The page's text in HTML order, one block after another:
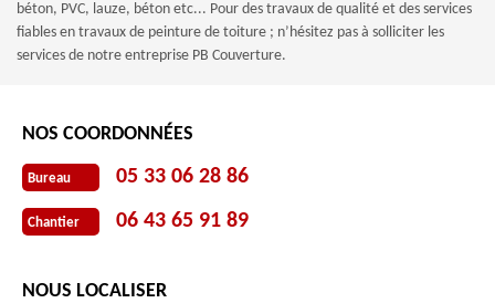
béton, PVC, lauze, béton etc... Pour des travaux de qualité et des services
fiables en travaux de peinture de toiture ; n’hésitez pas à solliciter les
services de notre entreprise PB Couverture.
NOS COORDONNÉES
Bureau 05 33 06 28 86
Chantier 06 43 65 91 89
NOUS LOCALISER